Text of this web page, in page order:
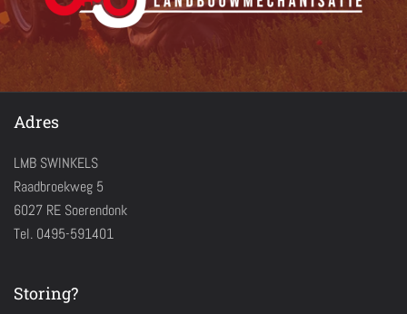
Adres
LMB SWINKELS
Raadbroekweg 5
6027 RE Soerendonk
Tel. 0495-591401
Storing?